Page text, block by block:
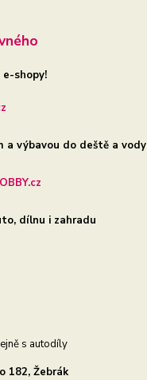
shopy!
a výbavou do deště a vody
dílnu i zahradu
s autodíly
182, Žebrák